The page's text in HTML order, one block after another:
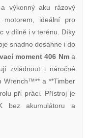
výkonný aku rázový
motorem, ideální pro
v dílně i v terénu. Díky
snadno dosáhne i do
moment 406 Nma
zvládnout i náročné
Wrench™** a **Timber
při práci. Přístroj je
bez akumulátoru a